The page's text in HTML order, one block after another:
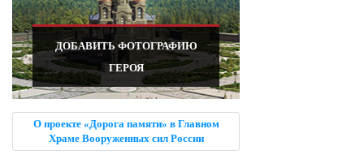
ДОБАВИТЬ ФОТОГРАФИЮ
ГЕРОЯ
О проекте «Дорога памяти» в Главном
Храме Вооруженных сил России